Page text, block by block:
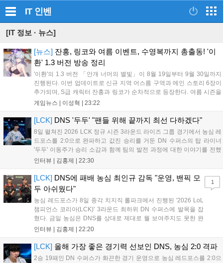
IT 인벤
[IT 정보 · 뉴스]
[뉴스] 잔홍, 링코와 여름 이벤트, 수영복까지 총출동! '이
환' 1.3 버전 방송 정리
'이환'의 1.3 버전 「안개 너머의 별빛」이 8월 19일부터 9월 30일까지
진행된다. 이번 업데이트로 신규 지역 어스름 구역과 메인 스토리 6장이
추가되며, S급 캐릭터 잔홍과 링코가 순차적으로 등장한다. 여름 시즌을
맞아 비치발리볼, 수상 오토바이 등 다채로운 이벤트가 열리고, 캐릭터
가능한 교환 코드 3종이 제공되며, 상세 일정은 공식 채널을 통해 확인할
수 있다....
게임뉴스 | 이성혁 23:22
[LCK] DNS '두두' "팬들 위해 끝까지 최선 다하겠다"
8일 펼쳐진 2026 LCK 정규 시즌 3라운드 라이즈 그룹 경기에서 농심 레
드포스를 2:0으로 완파하고 값진 승리를 거둔 DN 수퍼스의 탑 라이너
'두두' 이동주가 승리 소감과 함께 팀의 발전 과정에 대한 이야기를 전했
다. 먼저 오랜만의 2:0 완승에 대해 '두두'는 "진짜 오랜만에 거둔 2:0 승
인터뷰 | 김홍제 22:30
[LCK] DNS에 패배 농심 최인규 감독 "운영, 밴픽 모
두 아쉬웠다"
농심 레드포스가 8일 종각 치지직 롤파크에서 진행된 '2026 LoL
챔피언스 코리아(LCK)' 3라운드 최하위 DN 수퍼스에 발목을 잡
혔다. 금일 농심은 DNS를 상대로 제대로 뭘 보여주지도 못한 완
패를 당하고 말았다. 이하 농심 레드포스 최인규 감독과 '리헨즈'
인규 감독 : 모든 경...
인터뷰 | 김홍제 22:20
1
[LCK] 올해 가장 좋은 경기력 선보인 DNS, 농심 2:0 격파
2승 19패인 DN 수퍼스가 화끈한 경기 운영으로 농심 레드포스를 2:0으